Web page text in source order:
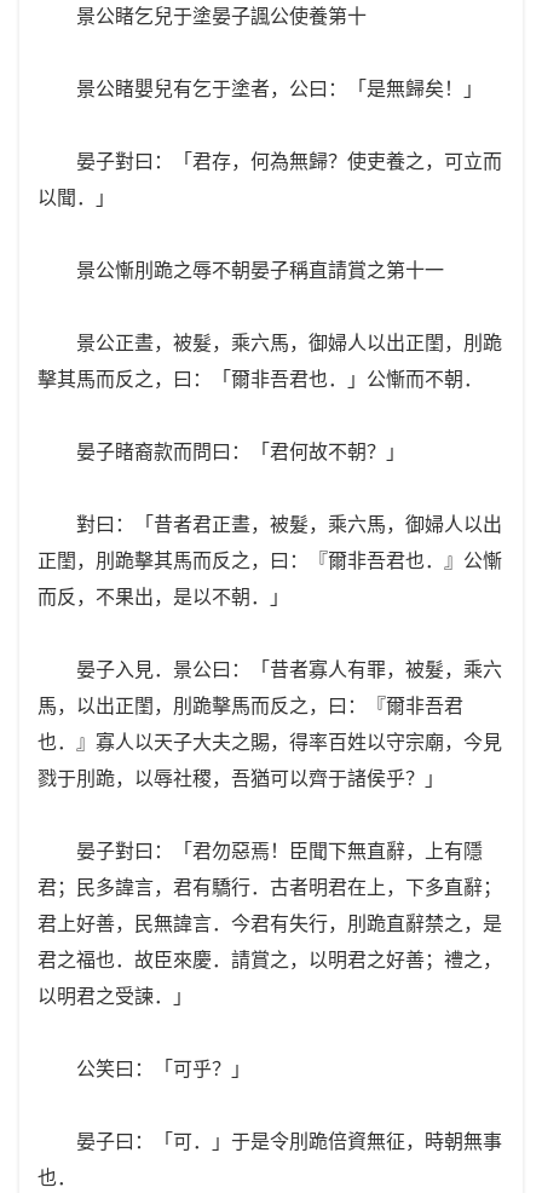
景公睹乞兒于塗晏子諷公使養第十
景公睹嬰兒有乞于塗者，公曰：「是無歸矣！」
晏子對曰：「君存，何為無歸？使吏養之，可立而
以聞．」
景公慚刖跪之辱不朝晏子稱直請賞之第十一
景公正晝，被髮，乘六馬，御婦人以出正閨，刖跪
擊其馬而反之，曰：「爾非吾君也．」公慚而不朝．
晏子睹裔款而問曰：「君何故不朝？」
對曰：「昔者君正晝，被髮，乘六馬，御婦人以出
正閨，刖跪擊其馬而反之，曰：『爾非吾君也．』公慚
而反，不果出，是以不朝．」
晏子入見．景公曰：「昔者寡人有罪，被髮，乘六
馬，以出正閨，刖跪擊馬而反之，曰：『爾非吾君
也．』寡人以天子大夫之賜，得率百姓以守宗廟，今見
戮于刖跪，以辱社稷，吾猶可以齊于諸侯乎？」
晏子對曰：「君勿惡焉！臣聞下無直辭，上有隱
君；民多諱言，君有驕行．古者明君在上，下多直辭；
君上好善，民無諱言．今君有失行，刖跪直辭禁之，是
君之福也．故臣來慶．請賞之，以明君之好善；禮之，
以明君之受諫．」
公笑曰：「可乎？」
晏子曰：「可．」于是令刖跪倍資無征，時朝無事
也．